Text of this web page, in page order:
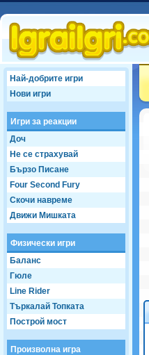
Най-добрите игри
Нови игри
Игри за реакции
Доч
Не се страхувай
Бързо Писане
Four Second Fury
Скочи навреме
Движи Мишката
Физически игри
Баланс
Гюле
Line Rider
Търкалай Топката
Построй мост
Произволна игра